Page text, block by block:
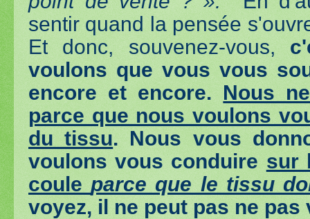
sentir quand la pensée
Et donc, souvenez-vous,
voulons que vous vous
encore et encore. Nous
parce que nous voulons
du tissu. Nous vous
voulons vous conduire sur
couleparce que le tissu
voyez, il ne peut pas ne pas